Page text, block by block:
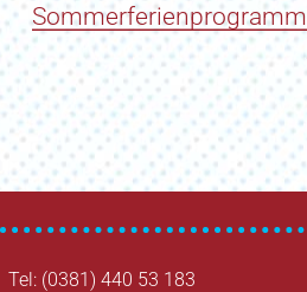
Sommerferienprogramm
Tel: (0381) 440 53 183